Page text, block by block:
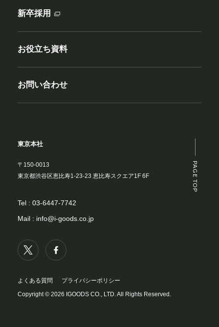
PAGE TOP
新卒採用
お役立ち資料
お問い合わせ
東京本社
〒150-0013
東京都渋谷区恵比寿1-23-23 恵比寿スクエア1F 6F
Tel : 03-6447-7742
Mail : info@i-goods.co.jp
Copyright © 2026 IGOODS CO., LTD. All Rights Reserved.
よくある質問 プライバシーポリシー